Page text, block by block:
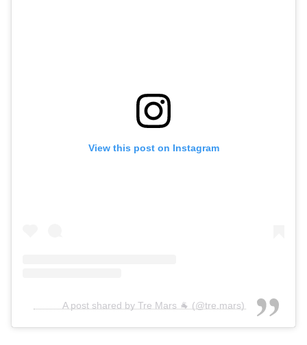
View this post on Instagram
A post shared by Tre Mars 🐐 (@tre.mars)